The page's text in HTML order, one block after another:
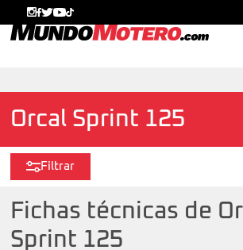
Orcal Sprint 125
Filtrar
Fichas técnicas de
Sprint 125